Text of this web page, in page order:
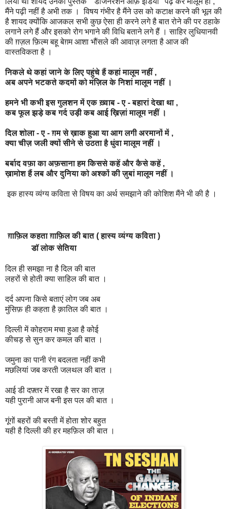
मैंने पढ़ी नहीं है अभी तक । विषय गंभीर है मैंने उस को कटाक्ष करने की भूल की
है शायद क्योंकि आजकल सभी कुछ ऐसा ही करने लगे है बात रोने की पर ठहाके
लगाने लगे हैं और इसको रोग भगाने की विधि बताने लगे हैं । साहिर लुधियानवी
की ग़ज़ल फ़िल्म बहू बेग़म आशा भौंसले की आवाज़ लगता है आज की
वास्तविकता है ।
निकले थे कहां जाने के लिए पहुंचे हैं कहां मालूम नहीं ,
अब अपने भटकते कदमों को मंज़िल के निशां मालूम नहीं ।
हमने भी कभी इस गुलशन में एक ख़्वाब - ए - बहारां देखा था ,
कब फूल झड़े कब गर्द उड़ी कब आई ख़िज़ां मालूम नहीं ।
दिल शोला - ए - ग़म से ख़ाक हुआ या आग लगी अरमानों में ,
क्या चीज़ जली क्यों सीने से उठता है धुंवा मालूम नहीं ।
बर्बाद वफ़ा का अफ़साना हम किससे कहें और कैसे कहें ,
ख़ामोश हैं लब और दुनिया को अश्कों की ज़ुबां मालूम नहीं ।
इक हास्य व्यंग्य कविता से विषय का अर्थ समझाने की कोशिश मैंने भी की है ।
ग़ाफ़िल कहता ग़ाफ़िल की बात ( हास्य व्यंग्य कविता )
डॉ लोक सेतिया
दिल ही समझा ना है दिल की बात
लहरों से होती क्या साहिल की बात ।
दर्द अपना किसे बताएं लोग जब अब
मुंसिफ़ ही कहता है क़ातिल की बात ।
दिल्ली में कोहराम मचा हुआ है कोई
कीचड़ से सुन कर कमल की बात ।
जमुना का पानी रंग बदलता नहीं कभी
मछलियां जब करती जलथल की बात ।
आई डी दफ़्तर में रखा है सर का ताज़
यही पुरानी आज बनी इस पल की बात ।
गूंगों बहरों की बस्ती में होता शोर बहुत
यही है दिल्ली की हर महफ़िल की बात ।